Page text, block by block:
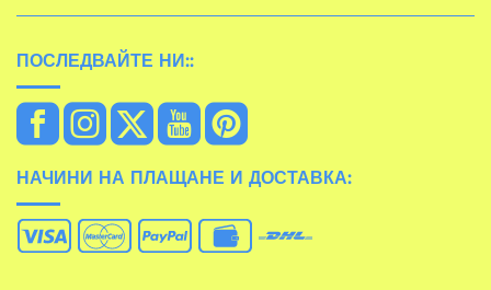
ПОСЛЕДВАЙТЕ НИ::
НАЧИНИ НА ПЛАЩАНЕ И ДОСТАВКА: